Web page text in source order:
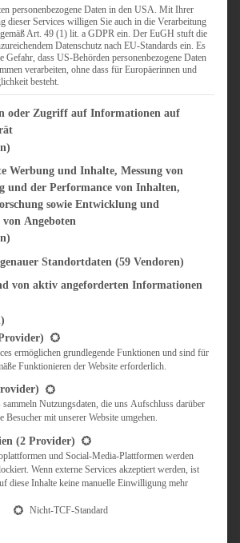
HERZHAFTES BACKEN
ONE-POT-GERICHTE
PASTA & NUDELGERICHTE
PIZZA, TARTES & QUICHES
REIS & RISOTTO
SALATE & SNACKS
SUPPENKASPEREIEN
VORSPEISEN
SÜSS & HERZHAFT
BROTAUFSTRICH
DIPS, SAUCEN, CHUTNEYS
KÜCHENGESCHENKE
UNTERWEGS
KULINARISCH UNTERWEGS
personenbezogene Daten in den USA. Mit Ihrer
dieser Services willigen Sie auch in die Verarbeitung
Art. 49 (1) lit. a GDPR ein. Der EuGH stuft die
Datenschutz nach EU-Standards ein. Es
Gefahr, dass US-Behörden personenbezogene Daten
verarbeiten, ohne dass für Europäerinnen und
besteht.
eine Liste der Zwecke des IAB Transparency and Consent
oder Zugriff auf Informationen auf
Werbung und Inhalte, Messung von
und der Performance von Inhalten,
sowie Entwicklung und
von Angeboten
Standortdaten (59 Vendoren)
von aktiv angeforderten Informationen
Gruppen, für die eine Einwilligung erteilt werden
ermöglichen grundlegende Funktionen und sind für
Funktionieren der Website erforderlich.
Nutzungsdaten, die uns Aufschluss darüber
Besucher mit unserer Website umgehen.
(2 Provider)
und Social-Media-Plattformen werden
Wenn externe Services akzeptiert werden, ist
diese Inhalte keine manuelle Einwilligung mehr
Nicht-TCF-Standard